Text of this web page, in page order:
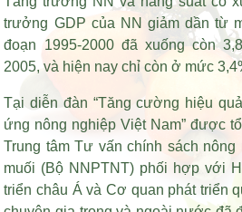
trưởng GDP của NN giảm dần từ
đoạn 1995-2000 đã xuống còn
2005, và hiện nay chỉ còn ở mức
Tại diễn đàn “Tăng cường hiệu
ứng nông nghiệp Việt Nam” được
Trung tâm Tư vấn chính sách
muối (Bộ NNPTNT) phối hợp với
triển châu Á và Cơ quan phát triển